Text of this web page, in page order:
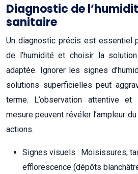
Diagnostic de
sanitaire
Un diagnostic précis est essentiel
de l’humidité et choisir la
adaptée. Ignorer les signes
solutions superficielles peut
terme. L’observation attentive et
mesure peuvent révéler l’ampleur
actions.
Signes visuels : Moisissures,
efflorescence (dépôts